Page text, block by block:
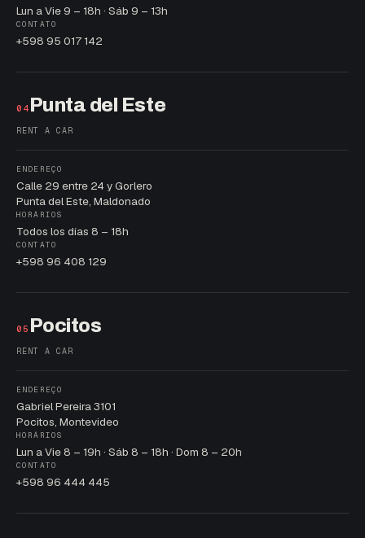
Lun a Vie 9 – 18h · Sáb 9 – 13h
CONTATO
+598 95 017 142
04 Punta del Este
RENT A CAR
ENDEREÇO
Calle 29 entre 24 y Gorlero
Punta del Este, Maldonado
HORÁRIOS
Todos los días 8 – 18h
CONTATO
+598 96 408 129
05 Pocitos
RENT A CAR
ENDEREÇO
Gabriel Pereira 3101
Pocitos, Montevideo
HORÁRIOS
Lun a Vie 8 – 19h · Sáb 8 – 18h · Dom 8 – 20h
CONTATO
+598 96 444 445